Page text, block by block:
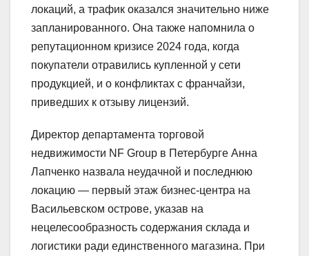
локаций, а трафик оказался значительно ниже
запланированного. Она также напомнила о
репутационном кризисе 2024 года, когда
покупатели отравились купленной у сети
продукцией, и о конфликтах с франчайзи,
приведших к отзыву лицензий.
Директор департамента торговой
недвижимости NF Group в Петербурге Анна
Лапченко назвала неудачной и последнюю
локацию — первый этаж бизнес-центра на
Васильевском острове, указав на
нецелесообразность содержания склада и
логистики ради единственного магазина. При